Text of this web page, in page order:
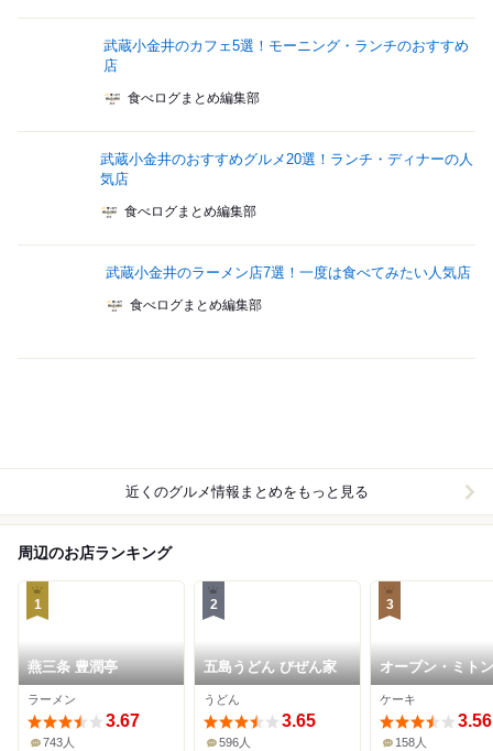
武蔵小金井のカフェ5選！モーニング・ランチのおすすめ
店
食べログまとめ編集部
武蔵小金井のおすすめグルメ20選！ランチ・ディナーの人
気店
食べログまとめ編集部
武蔵小金井のラーメン店7選！一度は食べてみたい人気店
食べログまとめ編集部
近くのグルメ情報まとめをもっと見る
周辺のお店ランキング
1
燕三条 豊潤亭
ラーメン
3.67
743人
2
五島うどん びぜん家
うどん
3.65
596人
3
オーブン・ミトン
ケーキ
3.56
158人